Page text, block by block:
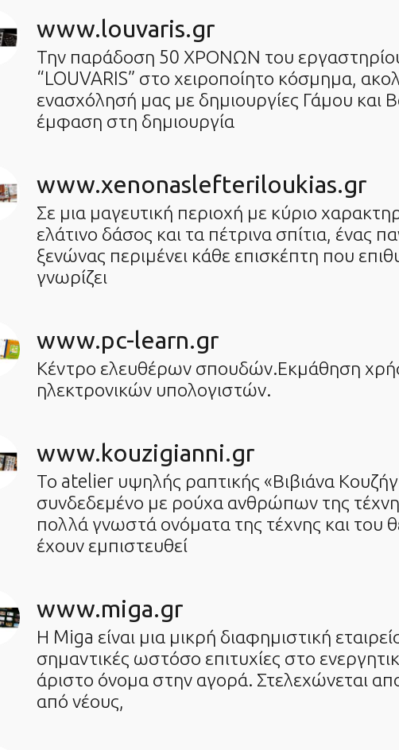
www.louvaris.gr
Την παράδοση 50 ΧΡΟΝΩΝ του
“LOUVARIS” στο χειροποίητο κόσμημα,
ενασχόλησή μας με δημιουργίες Γάμου και
έμφαση στη δημιουργία
www.xenonaslefteriloukias.gr
Σε μια μαγευτική περιοχή με κύριο
ελάτινο δάσος και τα πέτρινα σπίτια, ένας
ξενώνας περιμένει κάθε επισκέπτη που
γνωρίζει
www.pc-learn.gr
Κέντρο ελευθέρων σπουδών.Εκμάθηση
ηλεκτρονικών υπολογιστών.
www.kouzigianni.gr
Το atelier υψηλής ραπτικής «Βιβιάνα
συνδεδεμένο με ρούχα ανθρώπων της
πολλά γνωστά ονόματα της τέχνης και του
έχουν εμπιστευθεί
www.miga.gr
Η Miga είναι μια μικρή διαφημιστική
σημαντικές ωστόσο επιτυχίες στο
άριστο όνομα στην αγορά. Στελεχώνεται
από νέους,